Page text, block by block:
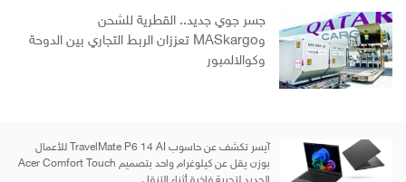
جسر جوي جديد.. القطرية للشحن
وMASkargo تعززان الربط التجاري بين الدوحة
وكوالالمبور
آيسر تكشف عن حاسوب TravelMate P6 14 AI للأعمال
بوزن يقل عن كيلوغرام واحد بتصميم Acer Comfort Touch